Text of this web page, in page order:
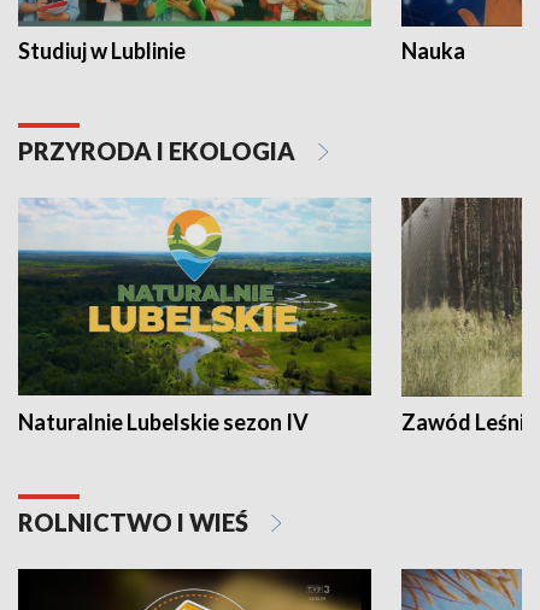
Studiuj w Lublinie Nauka
PRZYRODA I EKOLOGIA
Naturalnie Lubelskie sezon IV Zawód Leśnik
ROLNICTWO I WIEŚ